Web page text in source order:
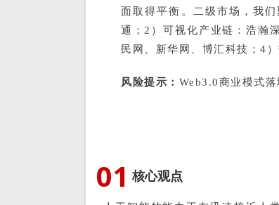
面取得平衡。二级市场，我
通；2）可视化产业链：浩瀚
民网、新华网、博汇科技；4
风险提示： Web3.0商业模式
01 核心观点